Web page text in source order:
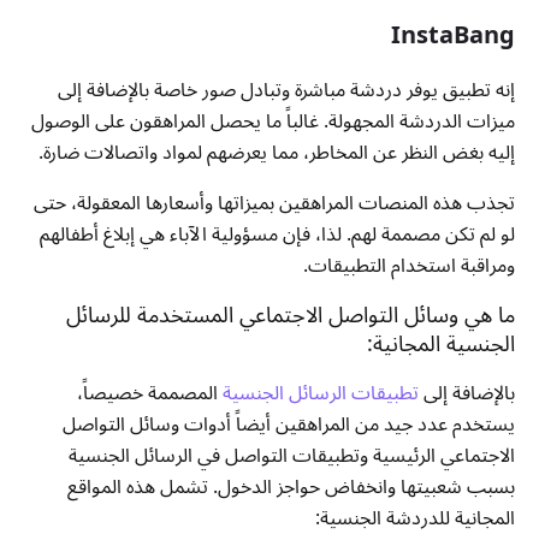
InstaBang
إنه تطبيق يوفر دردشة مباشرة وتبادل صور خاصة بالإضافة إلى
ميزات الدردشة المجهولة. غالباً ما يحصل المراهقون على الوصول
إليه بغض النظر عن المخاطر، مما يعرضهم لمواد واتصالات ضارة.
تجذب هذه المنصات المراهقين بميزاتها وأسعارها المعقولة، حتى
لو لم تكن مصممة لهم. لذا، فإن مسؤولية الآباء هي إبلاغ أطفالهم
ومراقبة استخدام التطبيقات.
ما هي وسائل التواصل الاجتماعي المستخدمة للرسائل
الجنسية المجانية:
بالإضافة إلىتطبيقات الرسائل الجنسيةالمصممة خصيصاً،
يستخدم عدد جيد من المراهقين أيضاً أدوات وسائل التواصل
الاجتماعي الرئيسية وتطبيقات التواصل في الرسائل الجنسية
بسبب شعبيتها وانخفاض حواجز الدخول. تشمل هذه المواقع
المجانية للدردشة الجنسية: